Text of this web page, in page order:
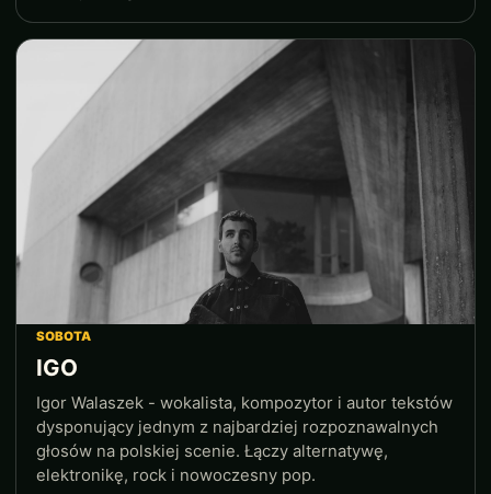
SOBOTA
IGO
Igor Walaszek - wokalista, kompozytor i autor tekstów
dysponujący jednym z najbardziej rozpoznawalnych
głosów na polskiej scenie. Łączy alternatywę,
elektronikę, rock i nowoczesny pop.